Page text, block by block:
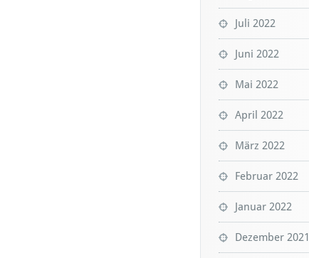
Juli 2022
Juni 2022
Mai 2022
April 2022
März 2022
Februar 2022
Januar 2022
Dezember 2021